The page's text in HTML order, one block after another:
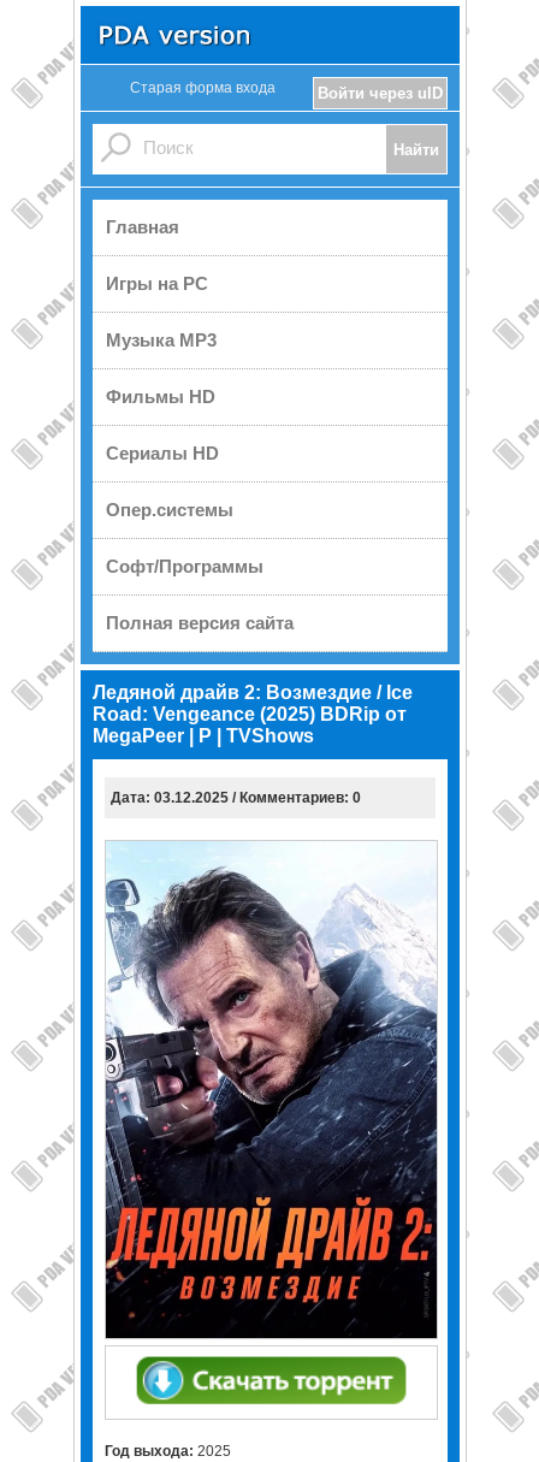
Войти через uID
Старая форма входа
Главная
Игры на PC
Музыка MP3
Фильмы HD
Сериалы HD
Опер.системы
Софт/Программы
Полная версия сайта
Ледяной драйв 2: Возмездие / Ice
Road: Vengeance (2025) BDRip от
MegaPeer | P | TVShows
Дата: 03.12.2025 / Комментариев: 0
Год выхода: 2025